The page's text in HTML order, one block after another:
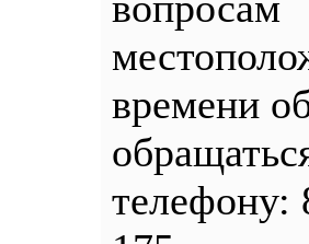
времени
телефону: